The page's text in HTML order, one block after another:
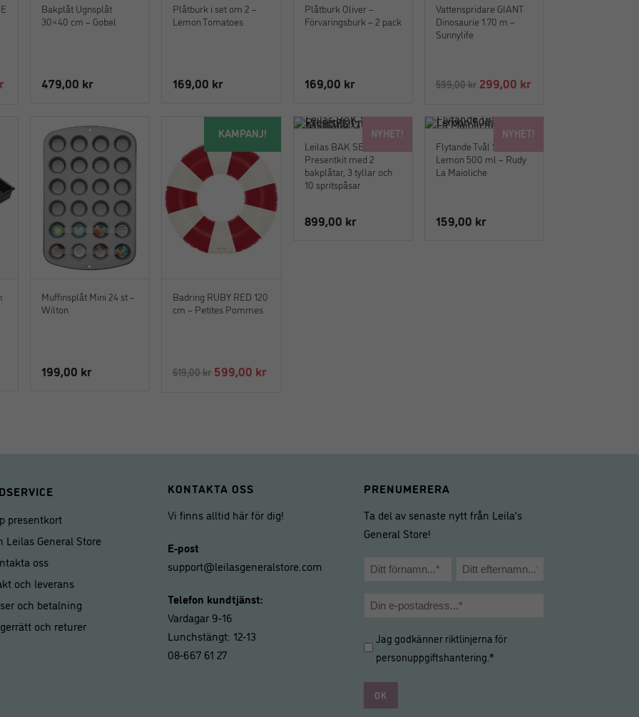
Det
599,00 kr.
Bakplåt Ugnsplåt
30×40 cm – Gobel
479,00 kr
Plåtburk i set om 2 –
Lemon Tomatoes
169,00 kr
Plåtburk Oliver –
Förvaringsburk – 2 pack
169,00 kr
Vattenspridare GIANT
Dinosaurie 1.70 m –
Sunnylife
599,00kr Det
priset
599,00 kr.
299,00 krDet
priset
är:
299,00 kr.
Muffinsplåt Mini 24 st –
Wilton
199,00 kr
KAMPANJ!
Badring RUBY RED 120
cm – Petites Pommes
619,00kr Det
599,00 krDet
NYHET!
Leilas BAK SET –
Presentkit med 2
bakplåtar, 3 tyllar och
10 spritspåsar
899,00 kr
NYHET!
Flytande Tvål Sicilian
Lemon 500 ml – Rudy
La Maioliche
159,00 kr
presentkort
Leilas General Store
oss
och leverans
och betalning
och returer
KONTAKTA OSS
Vi finns alltid här för dig!
E-post
support@leilasgeneralstore.com
Telefon kundtjänst:
Vardagar 9-16
Lunchstängt: 12-13
08-667 61 27
PRENUMERERA
Ta del av senaste nytt från Leila’s
General Store!
Namn
E-
Hantering
av
*
Jag godkänner riktlinjerna för
personuppgiftshantering .*